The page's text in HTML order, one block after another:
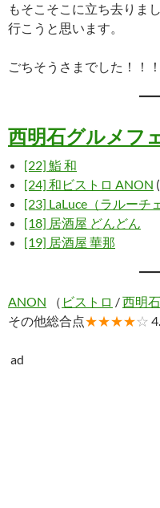
もそこそこに立ち去りま
行こうと思います。
ごちそうさまでした！！！
西明石グルメフ
[22] 鮨 和
[24] 和ビストロ ANON
[23] LaLuce（ラルーチェ
[18] 居酒屋 どんどん
[19] 居酒屋 華那
ANON （ ビストロ /西明
その他総合点★★★★☆
ad